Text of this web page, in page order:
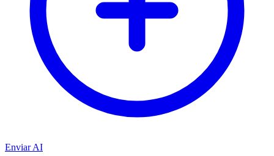
Enviar AI